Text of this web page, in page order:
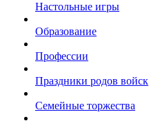
Настольные игры
Образование
Профессии
Праздники родов войск
Семейные торжества